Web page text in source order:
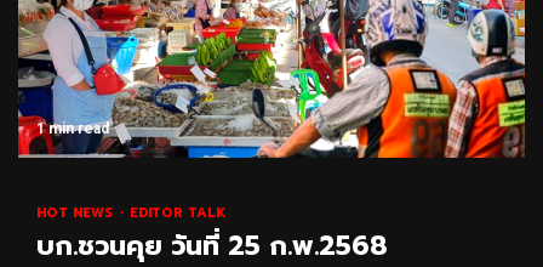
1 min read
HOT NEWS EDITOR TALK
บก.ชวนคุย วันที่ 25 ก.พ.2568